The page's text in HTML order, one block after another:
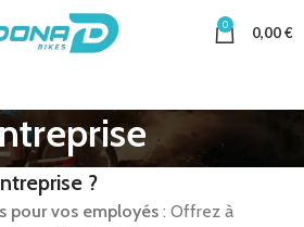
0 0,00€
?
pour vos employés : Offrez à